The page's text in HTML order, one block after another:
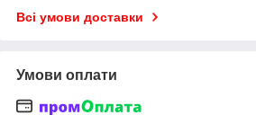
Всі умови доставки
Умови оплати